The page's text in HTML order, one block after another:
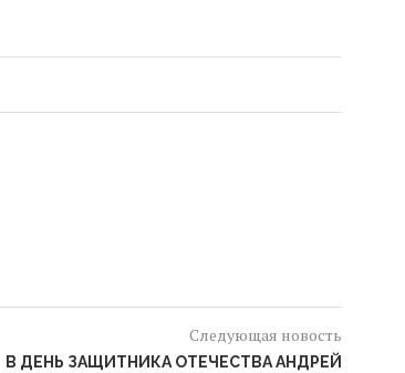
Следующая новость
В ДЕНЬ ЗАЩИТНИКА ОТЕЧЕСТВА АНДРЕЙ